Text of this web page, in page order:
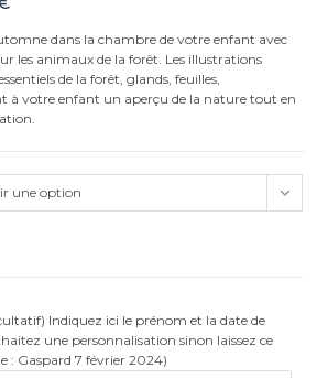
dans la chambre de votre enfant avec
les animaux de la forêt. Les illustrations
de la forêt, glands, feuilles,
à votre enfant un aperçu de la nature tout en
une option
Indiquez ici le prénom et la date de
une personnalisation sinon laissez ce
: Gaspard 7 février 2024)